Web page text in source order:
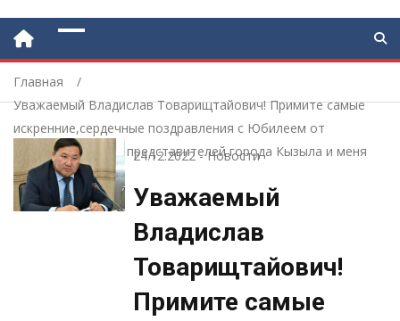
Главная
Уважаемый Владислав Товарищтайович! Примите самые
искренние,сердечные поздравления с Юбилеем от
депутатов Хурала представителей города Кызыла и меня
лично!
24.12.2022- Новости
Уважаемый
Владислав
Товарищтайович!
Примите самые